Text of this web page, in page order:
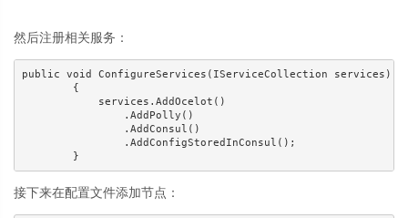
然后注册相关服务：
public void ConfigureServices(IServiceCollection services)
        {
            services.AddOcelot()
                .AddPolly()
                .AddConsul()
                .AddConfigStoredInConsul();
        }
接下来在配置文件添加节点：